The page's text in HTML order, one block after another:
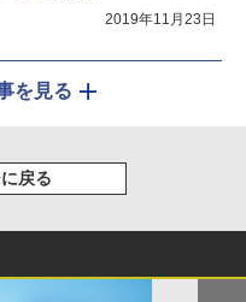
2019年11月23日
を見る
戻る